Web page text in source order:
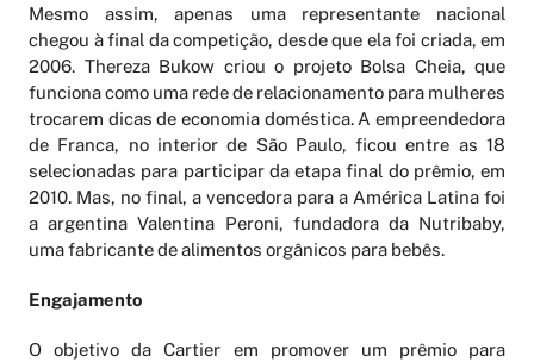
Mesmo assim, apenas uma representante nacional
chegou à final da competição, desde que ela foi criada, em
2006. Thereza Bukow criou o projeto Bolsa Cheia, que
funciona como uma rede de relacionamento para mulheres
trocarem dicas de economia doméstica. A empreendedora
de Franca, no interior de São Paulo, ficou entre as 18
selecionadas para participar da etapa final do prêmio, em
2010. Mas, no final, a vencedora para a América Latina foi
a argentina Valentina Peroni, fundadora da Nutribaby,
uma fabricante de alimentos orgânicos para bebês.
Engajamento
O objetivo da Cartier em promover um prêmio para